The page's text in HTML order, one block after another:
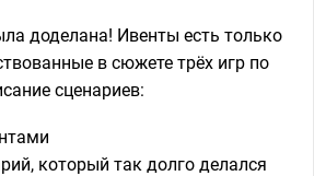
доделана! Ивенты есть только
в сюжете трёх игр по
сценариев:
который так долго делался